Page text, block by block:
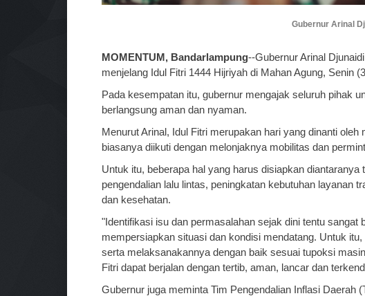
Gubernur Arinal
MOMENTUM, Bandarlampung--Gubernur Arinal
menjelang Idul Fitri 1444 Hijriyah di Mahan Agung, Senin
Pada kesempatan itu, gubernur mengajak seluruh pihak
berlangsung aman dan nyaman.
Menurut Arinal, Idul Fitri merupakan hari yang dinanti
biasanya diikuti dengan melonjaknya mobilitas dan
Untuk itu, beberapa hal yang harus disiapkan
pengendalian lalu lintas, peningkatan kebutuhan layanan
dan kesehatan.
"Identifikasi isu dan permasalahan sejak dini tentu sangat
mempersiapkan situasi dan kondisi mendatang. Untuk
serta melaksanakannya dengan baik sesuai tupoksi
Fitri dapat berjalan dengan tertib, aman, lancar dan
Gubernur juga meminta Tim Pengendalian Inflasi Daerah